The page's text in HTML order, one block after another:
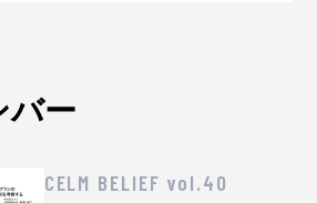
バー
CELM BELIEF vol.40